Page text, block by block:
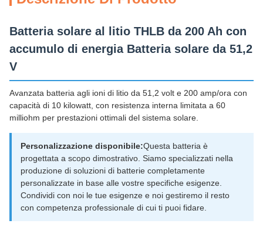
Batteria solare al litio THLB da 200 Ah con
accumulo di energia Batteria solare da 51,2
V
Avanzata batteria agli ioni di litio da 51,2 volt e 200 amp/ora con
capacità di 10 kilowatt, con resistenza interna limitata a 60
milliohm per prestazioni ottimali del sistema solare.
Personalizzazione disponibile:Questa batteria è
progettata a scopo dimostrativo. Siamo specializzati nella
produzione di soluzioni di batterie completamente
personalizzate in base alle vostre specifiche esigenze.
Condividi con noi le tue esigenze e noi gestiremo il resto
con competenza professionale di cui ti puoi fidare.